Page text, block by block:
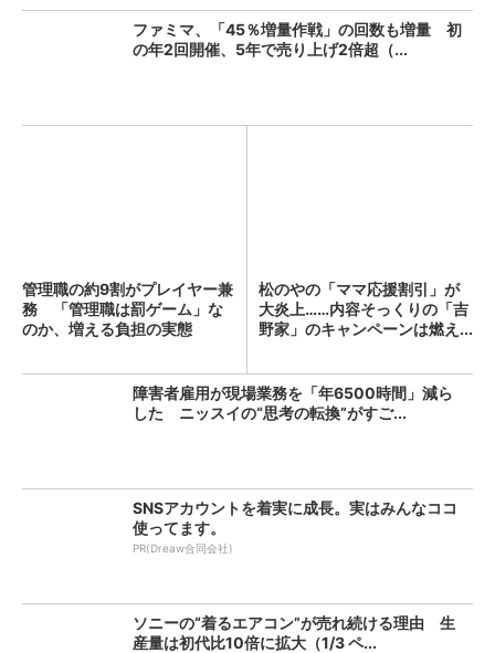
ファミマ、「45％増量作戦」の回数も増量 初
の年2回開催、5年で売り上げ2倍超（...
管理職の約9割がプレイヤー兼
務 「管理職は罰ゲーム」な
のか、増える負担の実態
松のやの「ママ応援割引」が
大炎上……内容そっくりの「吉
野家」のキャンペーンは燃え...
障害者雇用が現場業務を「年6500時間」減ら
した ニッスイの“思考の転換”がすご...
SNSアカウントを着実に成長。実はみんなココ
使ってます。
PR(Dreaw合同会社)
ソニーの“着るエアコン”が売れ続ける理由 生
産量は初代比10倍に拡大（1/3 ペ...